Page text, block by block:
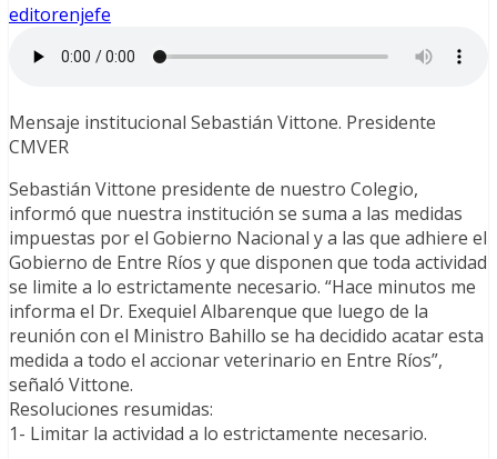
editorenjefe
Mensaje institucional Sebastián Vittone. Presidente
CMVER
Sebastián Vittone presidente de nuestro Colegio,
informó que nuestra institución se suma a las medidas
impuestas por el Gobierno Nacional y a las que adhiere el
Gobierno de Entre Ríos y que disponen que toda actividad
se limite a lo estrictamente necesario. “Hace minutos me
informa el Dr. Exequiel Albarenque que luego de la
reunión con el Ministro Bahillo se ha decidido acatar esta
medida a todo el accionar veterinario en Entre Ríos”,
señaló Vittone.
Resoluciones resumidas:
1- Limitar la actividad a lo estrictamente necesario.